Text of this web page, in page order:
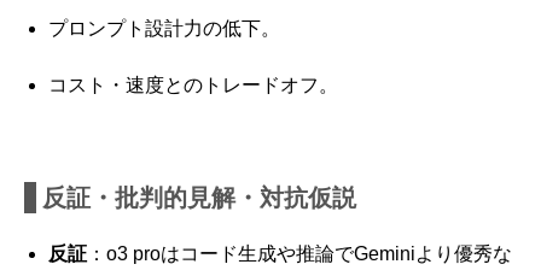
プロンプト設計力の低下。
コスト・速度とのトレードオフ。
反証・批判的見解・対抗仮説
反証 ：o3 proはコード生成や推論でGeminiより優秀な